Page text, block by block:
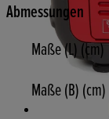
Abmessungen
Maße (L) (cm)
Maße (B) (cm)